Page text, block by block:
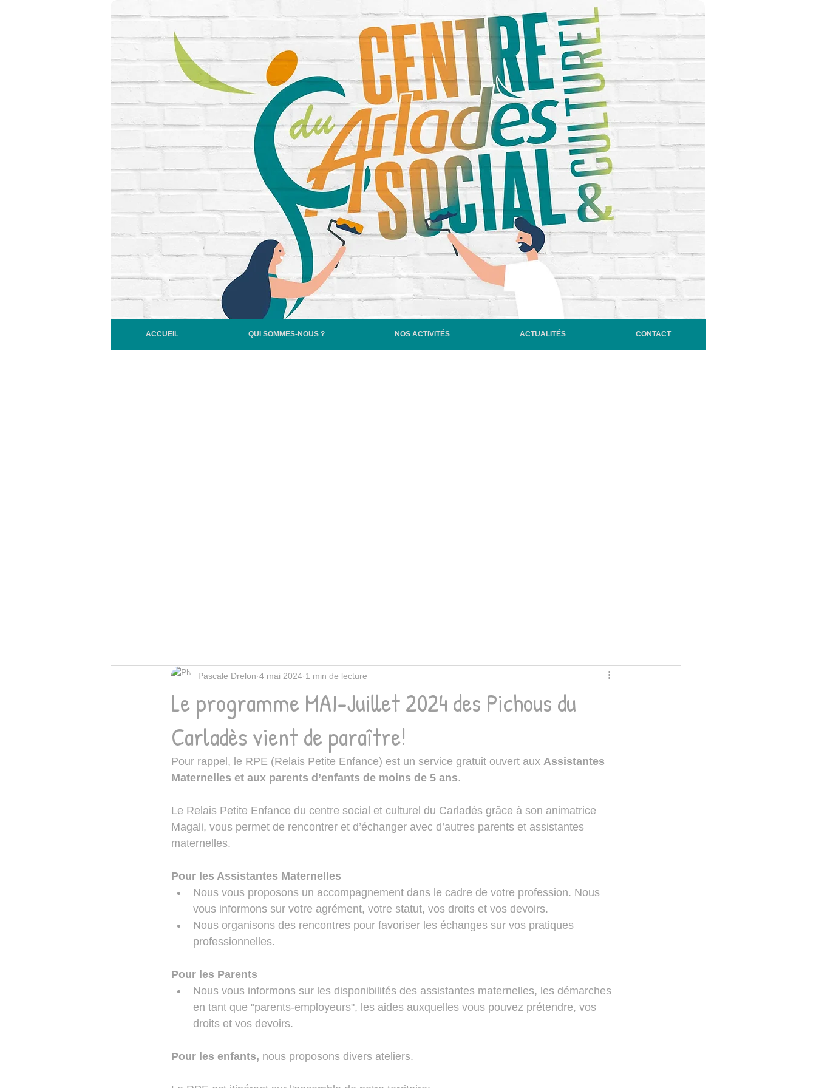
ACCUEIL QUI SOMMES-NOUS ? NOS ACTIVITÉS ACTUALITÉS CONTACT
Le programme MAI-Juillet 2024 des Pichous du
Carladès vient de paraître!
Pascale Drelon 4 mai 2024 1 min de lecture
Pour rappel, le RPE (Relais Petite Enfance) est un service gratuit ouvert aux Assistantes
Maternelles et aux parents d’enfants de moins de 5 ans.​
Le Relais Petite Enfance du centre social et culturel du Carladès grâce à son animatrice
Magali, vous permet de rencontrer et d’échanger avec d’autres parents et assistantes
maternelles.
Pour les Assistantes Maternelles
Nous vous proposons un accompagnement dans le cadre de votre profession. Nous
vous informons sur votre agrément, votre statut, vos droits et vos devoirs.
Nous organisons des rencontres pour favoriser les échanges sur vos pratiques
professionnelles.
Pour les Parents
Nous vous informons sur les disponibilités des assistantes maternelles, les démarches
en tant que "parents-employeurs", les aides auxquelles vous pouvez prétendre, vos
droits et vos devoirs.
Pour les enfants, nous proposons divers ateliers.